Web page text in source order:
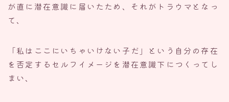
が直に潜在意識に届いたため、それがトラウマとなっ
て、
「私はここにいちゃいけない子だ」という自分の存在
を否定するセルフイメージを潜在意識下につくってし
まい、